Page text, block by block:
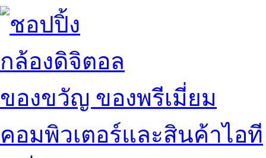
กล้องดิจิตอล
ของขวัญ ของพรีเมี่ยม
คอมพิวเตอร์และสินค้าไอที